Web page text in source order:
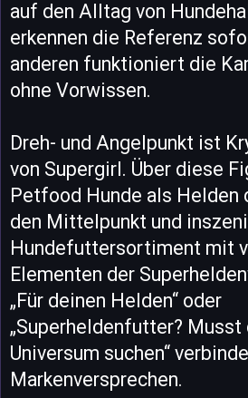
auf den Alltag von
erkennen die Referenz
anderen funktioniert die
ohne Vorwissen.
Dreh- und Angelpunkt ist
von Supergirl. Über diese
Petfood Hunde als Helden
den Mittelpunkt und
Hundefuttersortiment mit
Elementen der
„Für deinen Helden“ oder
„Superheldenfutter? Musst
Universum suchen“
Markenversprechen.